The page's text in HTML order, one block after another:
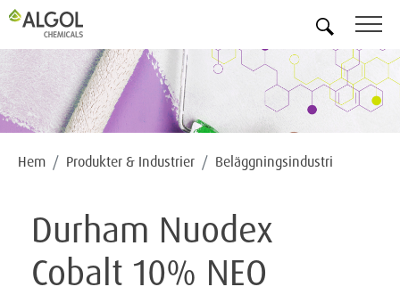
Hem Produkter & Industrier Beläggningsindustri
Durham Nuodex
Cobalt 10% NEO